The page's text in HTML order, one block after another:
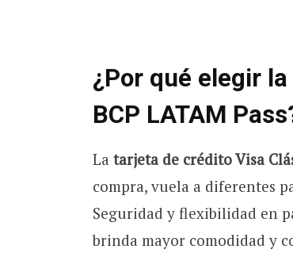
¿Por qué elegir
BCP LATAM
La tarjeta de crédito Visa
compra, vuela a diferentes
Seguridad y flexibilidad en
brinda mayor comodidad y